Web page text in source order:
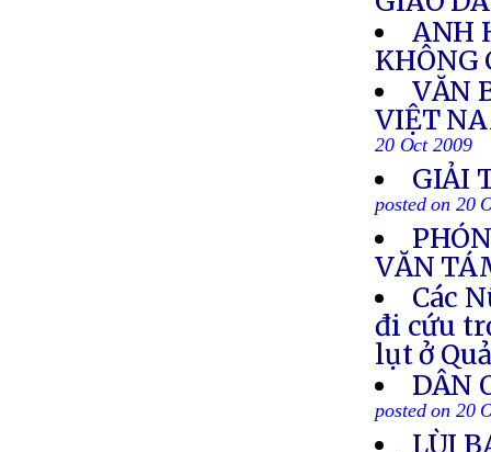
ANH
KHÔNG
VĂN
VIỆT
20 Oct 2009
GIẢI
posted on 20
VĂN
Các
đi cứu
lụt ở
DÂN
posted on 20
LÙI